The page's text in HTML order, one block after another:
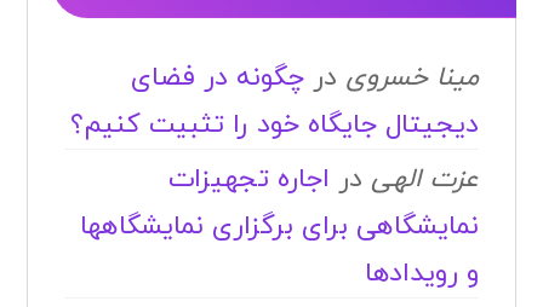
مینا خسروی درچگونه در فضای
دیجیتال جایگاه خود را تثبیت کنیم؟
عزت الهی در اجاره تجهیزات
نمایشگاهی برای برگزاری نمایشگاهها
و رویدادها